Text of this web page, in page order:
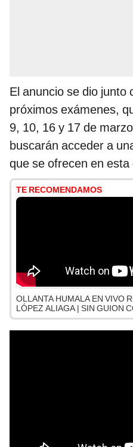
El anuncio se dio junto
próximos exámenes,
9, 10, 16 y 17 de
buscarán acceder a
que se ofrecen en esta
TE RECOMENDAMOS
OLLANTA HUMALA EN VIVO
LÓPEZ ALIAGA | SIN GUION